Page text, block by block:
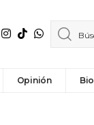
Opinión Bio